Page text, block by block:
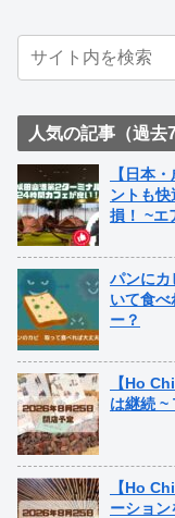
人気の記事（過去
【日本
ントも
損！ ~エ
パンにカ
いて食
ー？
【Ho
は継続
【Ho
ーショ